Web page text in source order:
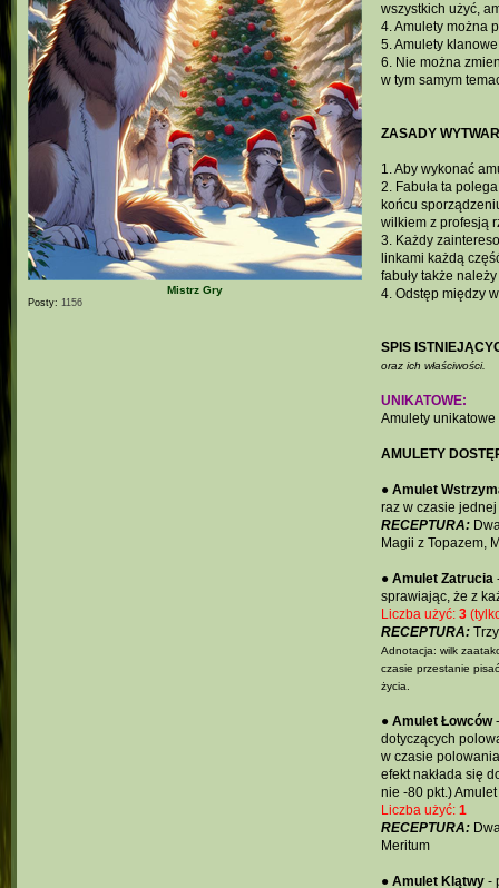
Mistrz Gry
Posty: 1156
wszystkich użyć,
4. Amulety można
5. Amulety
6. Nie można
w tym samym
ZASADY
1. Aby wykonać
2. Fabuła ta
końcu
wilkiem z profesją
3. Każdy
linkami każdą
fabuły także
4. Odstęp między
SPIS
oraz ich właściwości.
UNIKATOWE:
Amulety
AMULETY
● Amulet
raz w czasie
RECEPTURA:
Magii z Topazem,
● Amulet Zatrucia
sprawiając, że z
Liczba użyć: 3
RECEPTURA:
Adnotacja: wilk
czasie przestanie
życia.
● Amulet Łowców-
dotyczących
w czasie
efekt nakłada się
nie -80 pkt.)
Liczba użyć: 1
RECEPTURA:
Meritum
● Amulet Klątwy-